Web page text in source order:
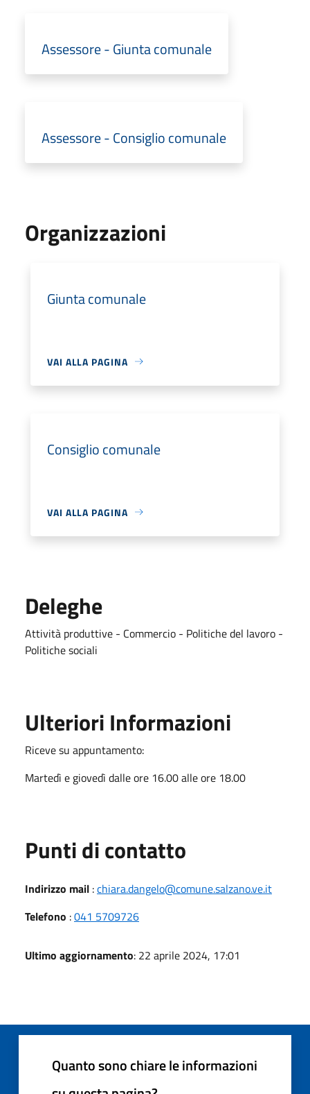
Assessore - Giunta comunale
Assessore - Consiglio comunale
Organizzazioni
Giunta comunale
VAI ALLA PAGINA
Consiglio comunale
VAI ALLA PAGINA
Deleghe
Attività produttive - Commercio - Politiche del lavoro -
Politiche sociali
Ulteriori Informazioni
Riceve su appuntamento:
Martedì e giovedì dalle ore 16.00 alle ore 18.00
Punti di contatto
Indirizzo mail :chiara.dangelo@comune.salzano.ve.it
Telefono :041 5709726
Ultimo aggiornamento: 22 aprile 2024, 17:01
Quanto sono chiare le informazioni